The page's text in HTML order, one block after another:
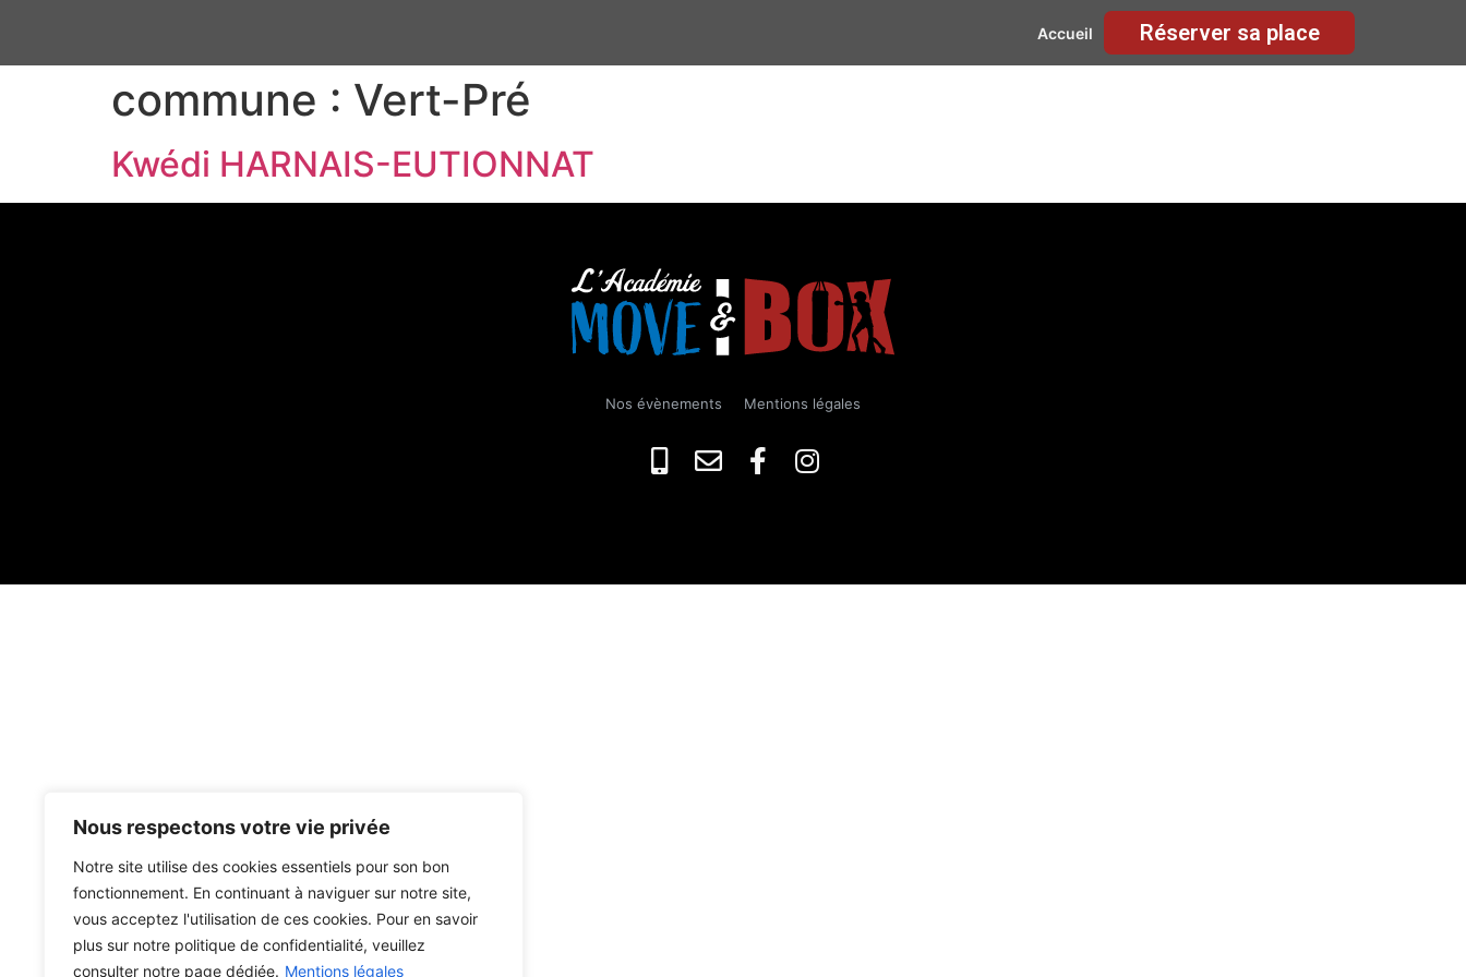
Nous respectons votre vie privée
Notre site utilise des cookies essentiels pour son bon
fonctionnement. En continuant à naviguer sur notre site,
vous acceptez l'utilisation de ces cookies. Pour en savoir
plus sur notre politique de confidentialité, veuillez
consulter notre page dédiée. Mentions légales
Accueil Réserver sa place
commune : Vert-Pré
Kwédi HARNAIS-EUTIONNAT
Nos évènements Mentions légales